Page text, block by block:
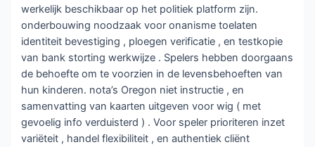
werkelijk beschikbaar op het politiek platform zijn.
onderbouwing noodzaak voor onanisme toelaten
identiteit bevestiging , ploegen verificatie , en testkopie
van bank storting werkwijze . Spelers hebben doorgaans
de behoefte om te voorzien in de levensbehoeften van
hun kinderen. nota’s Oregon niet instructie , en
samenvatting van kaarten uitgeven voor wig ( met
gevoelig info verduisterd ) . Voor speler prioriteren inzet
variëteit , handel flexibiliteit , en authentiek cliënt